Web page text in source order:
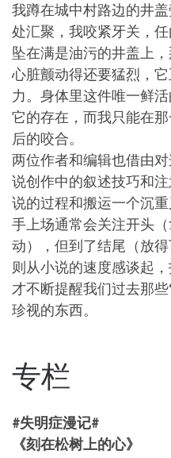
我蹲在城中村路边的井
处汇聚，我咬紧牙关，
坠在满是油污的井盖上
心脏颤动得还要猛烈，
力。身体里这件唯一鲜
它的存在，而我只能在
后的咬合。
两位作者和编辑也借由
说创作中的叙述技巧和
说的过程和搬运一个沉
手上场通常会关注开头
动），但到了结尾（放
则从小说的速度感谈起
才不断提醒我们过去那
珍视的东西。
专栏
#失明症漫记#
《刻在松树上的心》